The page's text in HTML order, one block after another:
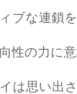
ブな連鎖
性の力に
は思い出